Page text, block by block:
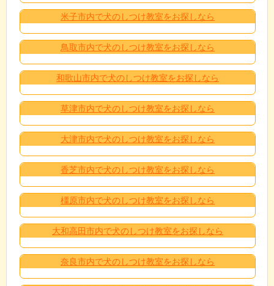
米子市内で犬のしつけ教室をお探しなら
鳥取市内で犬のしつけ教室をお探しなら
和歌山市内で犬のしつけ教室をお探しなら
草津市内で犬のしつけ教室をお探しなら
大津市内で犬のしつけ教室をお探しなら
香芝市内で犬のしつけ教室をお探しなら
橿原市内で犬のしつけ教室をお探しなら
大和高田市内で犬のしつけ教室をお探しなら
奈良市内で犬のしつけ教室をお探しなら